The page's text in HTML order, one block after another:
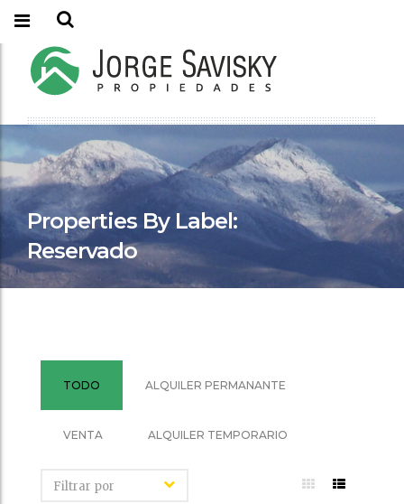
Properties By Label:
Reservado
TODO ALQUILER PERMANANTE
VENTA ALQUILER TEMPORARIO